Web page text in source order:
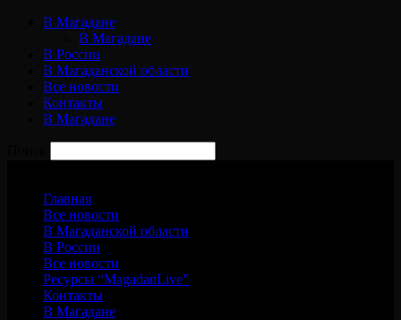
В Магадане
В Магадане
В России
В Магаданской области
Все новости
Контакты
В Магадане
Главная
Все новости
В Магаданской области
В России
Все новости
Ресурсы “MagadanLive”
Контакты
В Магадане